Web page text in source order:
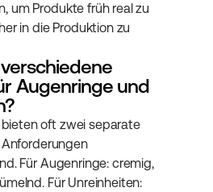
um Produkte früh real zu
in die Produktion zu
Augenringe und
oft zwei separate
Anforderungen
Für Augenringe: cremig,
Für Unreinheiten: